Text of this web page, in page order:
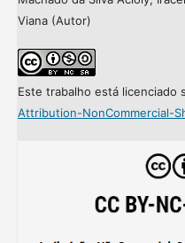
Viana (Autor)
Este trabalho está licenciado
Attribution-NonCommercial-